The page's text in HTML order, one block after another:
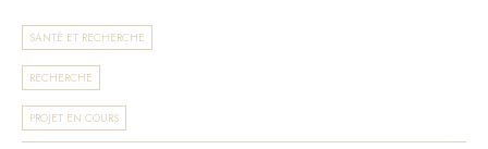
SANTÉ ET RECHERCHE
RECHERCHE
PROJET EN COURS